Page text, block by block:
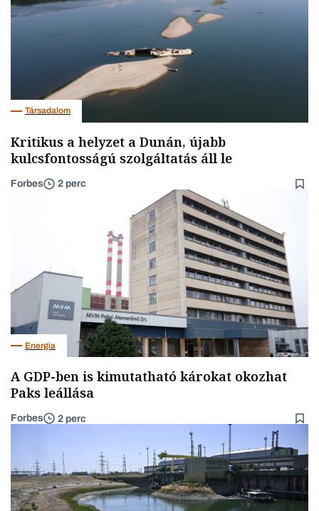
Társadalom
Kritikus a helyzet a Dunán, újabb
kulcsfontosságú szolgáltatás áll le
Forbes 2 perc
Energia
A GDP-ben is kimutatható károkat okozhat
Paks leállása
Forbes 2 perc